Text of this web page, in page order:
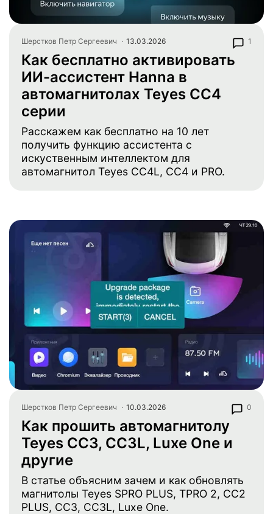
Шерстков Петр Сергеевич 13.03.2026 1
Как бесплатно активировать
ИИ-ассистент Hanna в
автомагнитолах Teyes CC4
серии
Расскажем как бесплатно на 10 лет
получить функцию ассистента с
искуственным интеллектом для
автомагнитол Teyes CC4L, CC4 и PRO.
Шерстков Петр Сергеевич 10.03.2026 0
Как прошить автомагнитолу
Teyes CC3, CC3L, Luxe One и
другие
В статье объясним зачем и как обновлять
магнитолы Teyes SPRO PLUS, TPRO 2, CC2
PLUS, CC3, CC3L, Luxe One.